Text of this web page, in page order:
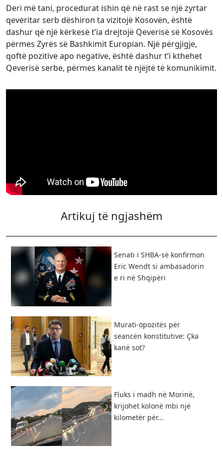
Deri më tani, procedurat ishin që në rast se një zyrtar
qeveritar serb dëshiron ta vizitojë Kosovën, është
dashur që një kërkesë t’ia drejtojë Qeverisë së Kosovës
përmes Zyrës së Bashkimit Europian. Një përgjigje,
qoftë pozitive apo negative, është dashur t’i kthehet
Qeverisë serbe, përmes kanalit të njëjtë të komunikimit.
Artikuj të ngjashëm
Senati i SHBA-së konfirmon
Eric Wendt si ambasadorin
e ri në Shqipëri
​Murati-opozitës për
seancën konstitutive: Çka
kanë sot?
Fluks i madh në Morinë,
krijohet kolonë mbi një
kilometër për...